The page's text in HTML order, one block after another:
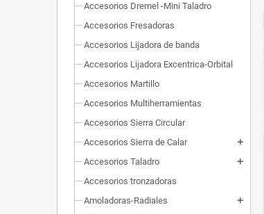
Accesorios Dremel -Mini Taladro
Accesorios Fresadoras
Accesorios Lijadora de banda
Accesorios Lijadora Excentrica-Orbital
Accesorios Martillo
Accesorios Multiherramientas
Accesorios Sierra Circular
Accesorios Sierra de Calar
add
Accesorios Taladro add
Accesorios tronzadoras
Amoladoras-Radiales
add